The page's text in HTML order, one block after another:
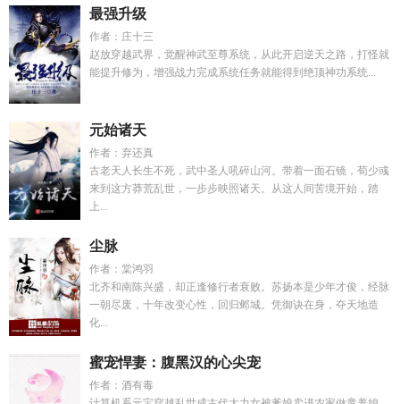
最强升级
作者：庄十三
赵放穿越武界，觉醒神武至尊系统，从此开启逆天之路，打怪就
能提升修为，增强战力完成系统任务就能得到绝顶神功系统...
元始诸天
作者：弃还真
古老天人长生不死，武中圣人吼碎山河。带着一面石镜，荀少彧
来到这方莽荒乱世，一步步映照诸天。从这人间苦境开始，踏
上...
尘脉
作者：棠鸿羽
北齐和南陈兴盛，却正逢修行者衰败。苏扬本是少年才俊，经脉
一朝尽废，十年改变心性，回归邺城。凭御诀在身，夺天地造
化...
蜜宠悍妻：腹黑汉的心尖宠
作者：酒有毒